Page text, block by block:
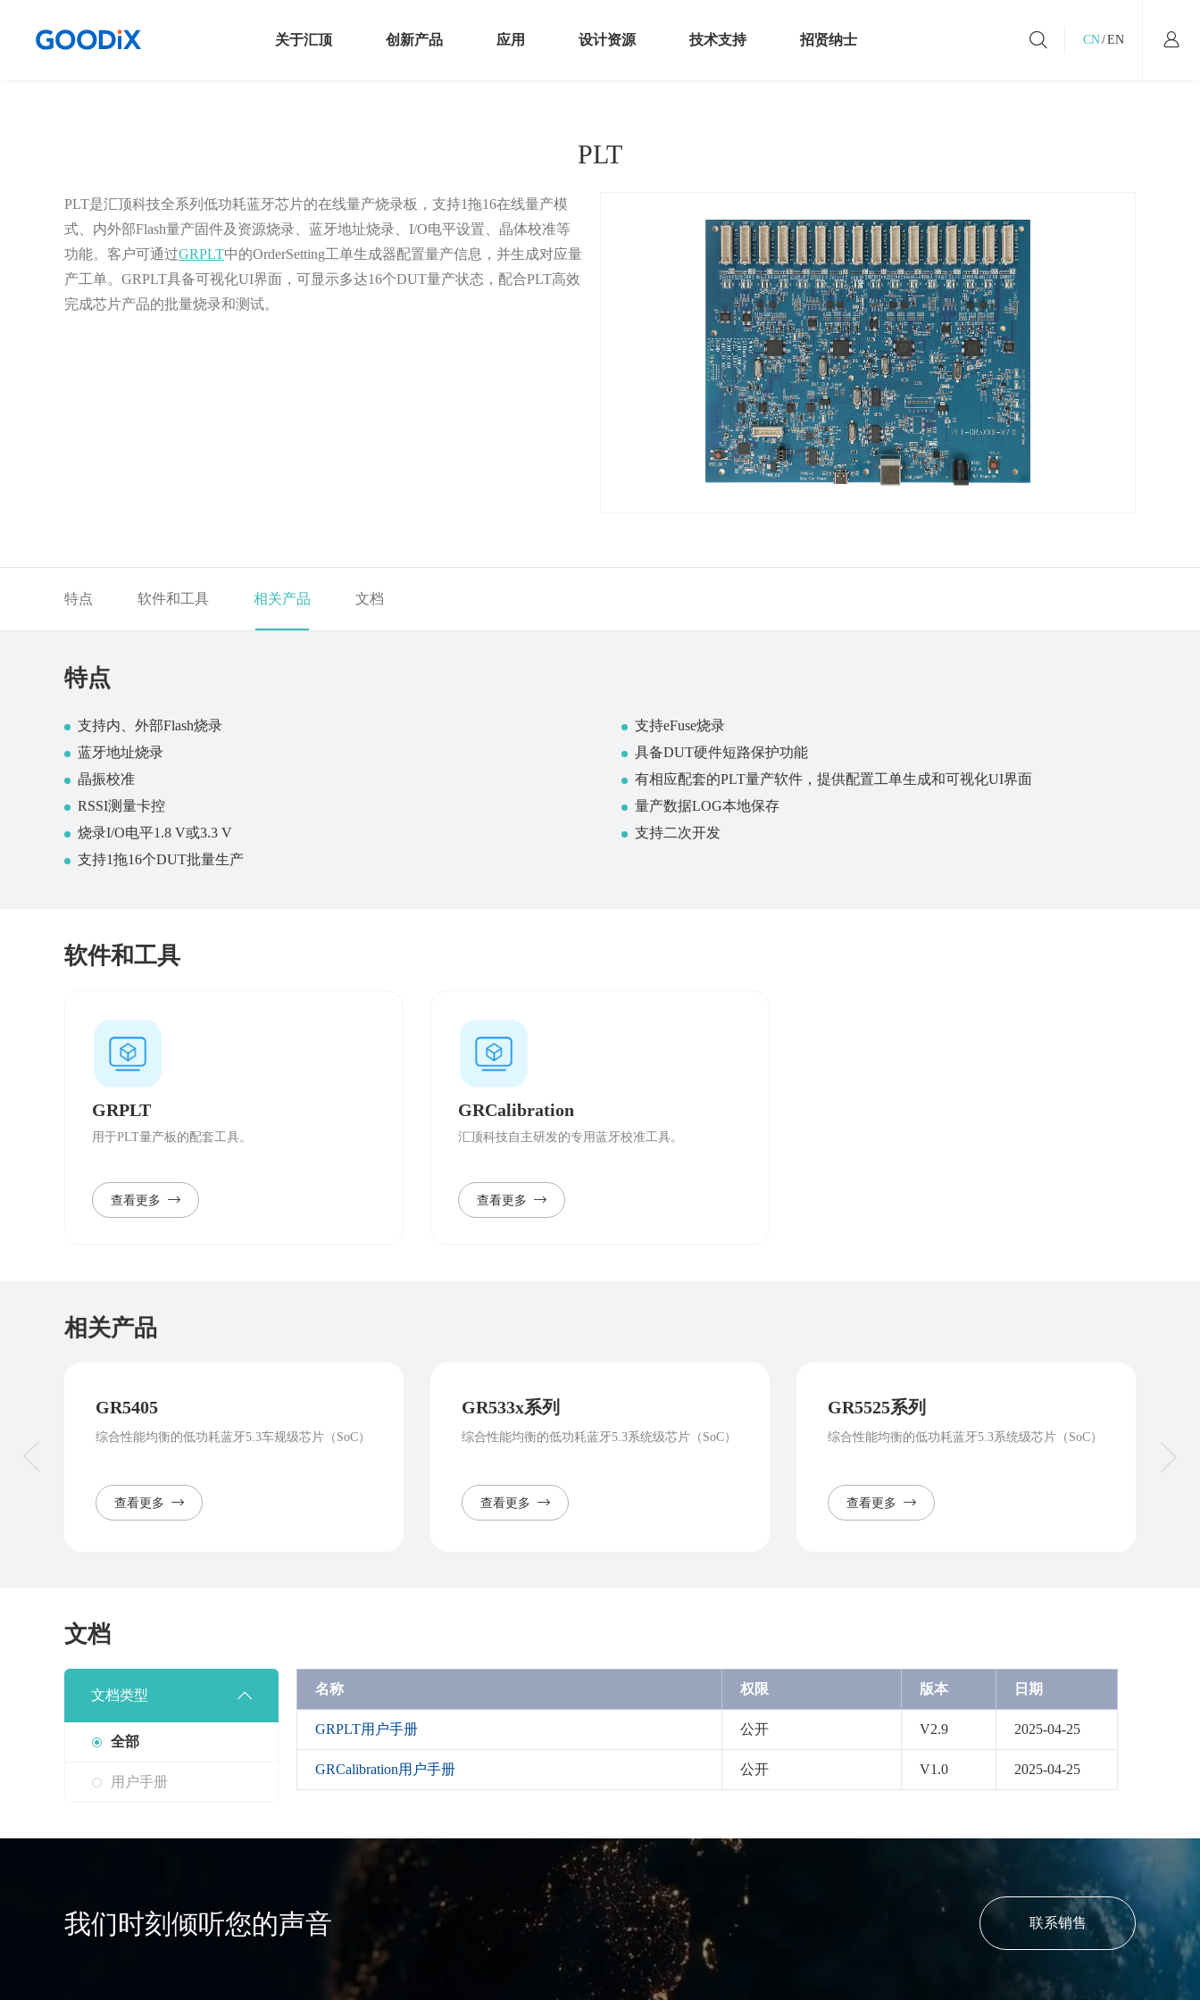
关于汇顶
投资者关系
联系我们
创新产品
连接
音频
安全
NFC产品
应用
汽车电子
设计资源 技术支持 招贤纳士 CN/EN
PLT
PLT是汇顶科技全系列低功耗蓝牙芯片的在线量产烧录板，支持1拖16在线量产模
式、内外部Flash量产固件及资源烧录、蓝牙地址烧录、I/O电平设置、晶体校准等
功能。客户可通过GRPLT中的OrderSetting工单生成器配置量产信息，并生成对应量
产工单。GRPLT具备可视化UI界面，可显示多达16个DUT量产状态，配合PLT高效
完成芯片产品的批量烧录和测试。
特点 软件和工具 相关产品 文档
特点
支持内、外部Flash烧录
蓝牙地址烧录
晶振校准
RSSI测量卡控
烧录I/O电平1.8 V或3.3 V
支持1拖16个DUT批量生产
支持eFuse烧录
具备DUT硬件短路保护功能
有相应配套的PLT量产软件，提供配置工单生成和可视化UI界面
量产数据LOG本地保存
支持二次开发
软件和工具
GRPLT
用于PLT量产板的配套工具。
查看更多
GRCalibration
汇顶科技自主研发的专用蓝牙校准工具。
查看更多
相关产品
GR5405
综合性能均衡的低功耗蓝牙5.3车规级芯片（SoC）
查看更多
GR533x系列
综合性能均衡的低功耗蓝牙5.3系统级芯片（SoC）
查看更多
GR5525系列
综合性能均衡的低功耗蓝牙5.3系统级芯片（SoC）
查看更多
文档
文档类型
全部
用户手册
名称 权限 版本 日期
GRPLT用户手册 公开 V2.9 2025-04-25
GRCalibration用户手册 公开 V1.0 2025-04-25
我们时刻倾听您的声音 联系销售